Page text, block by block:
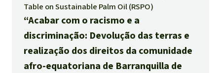
Alumínio
Caça furtiva
Áreas de proteção
Table on Sustainable Palm Oil (RSPO)
“Acabar com o racismo e a
discriminação: Devolução das terras e
realização dos direitos da comunidade
afro-equatoriana de Barranquilla de